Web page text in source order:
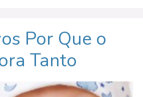
Por Que o
Tanto